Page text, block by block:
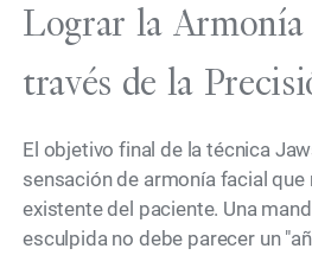
Lograr la Armonía
través de la
El objetivo final de la técnica
sensación de armonía facial que
existente del paciente. Una
esculpida no debe parecer un